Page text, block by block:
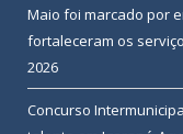
Maio foi marcado por
fortaleceram os
2026
Concurso